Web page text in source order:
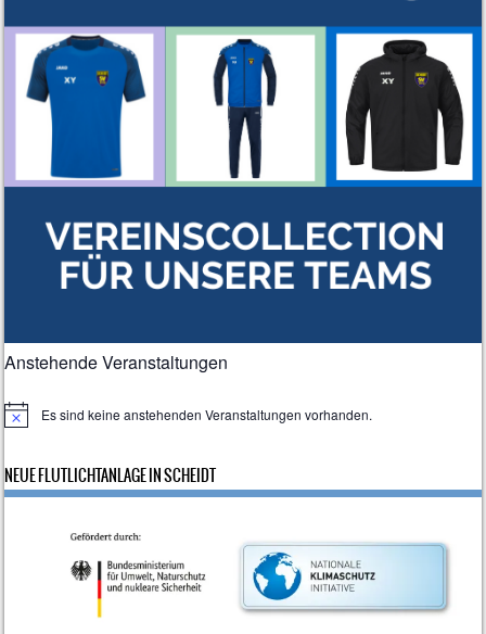
Anstehende Veranstaltungen
H
w
e
Es sind keine anstehenden Veranstaltungen vorhanden.
NEUE FLUTLICHTANLAGE IN SCHEIDT